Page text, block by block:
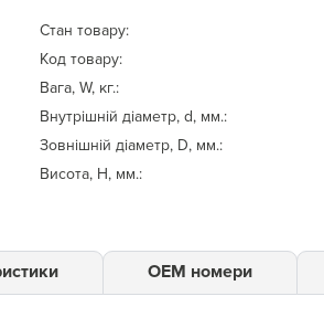
Стан товару:
Код товару:
Вага, W, кг.:
Внутрішній діаметр, d, мм.:
Зовнішній діаметр, D, мм.:
Висота, Н, мм.:
ОЕМ номери